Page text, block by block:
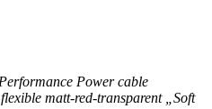
Power cable
matt-red-transparent „Soft